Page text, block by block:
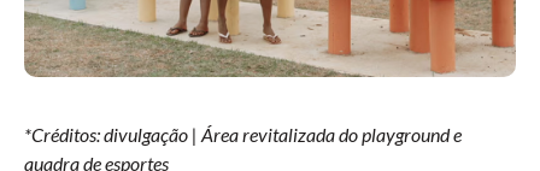
*Créditos: divulgação | Área revitalizada do playground e
quadra de esportes